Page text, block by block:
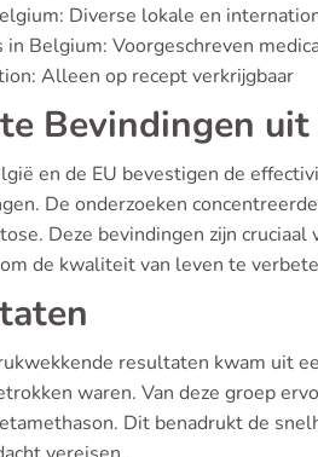
Diverse lokale en
Belgium: Voorgeschreven
Alleen op recept verkrijgbaar
Bevindingen uit
en de EU bevestigen de
De onderzoeken
Deze bevindingen zijn
de kwaliteit van leven te
resultaten kwam uit
waren. Van deze groep
Dit benadrukt de